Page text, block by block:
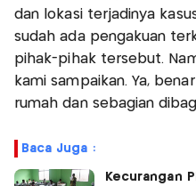
dan lokasi terjadinya
sudah ada pengakuan
pihak-pihak tersebut.
kami sampaikan. Ya,
rumah dan sebagian
Baca Juga :
Kecurangan